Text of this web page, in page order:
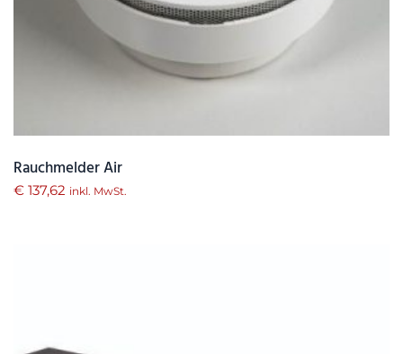
Rauchmelder Air
€ 137,62 inkl. MwSt.